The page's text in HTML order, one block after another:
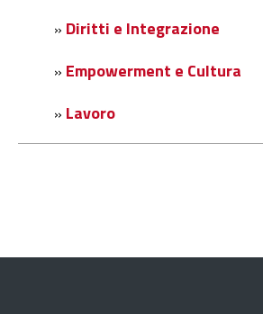
» Diritti e Integrazione
» Empowerment e Cultura
» Lavoro